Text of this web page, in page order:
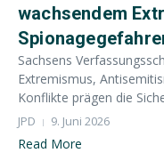
wachsendem
Sachsens
Extremismus,
Konflikte prägen die
JPD 9. Juni 2026
Read More